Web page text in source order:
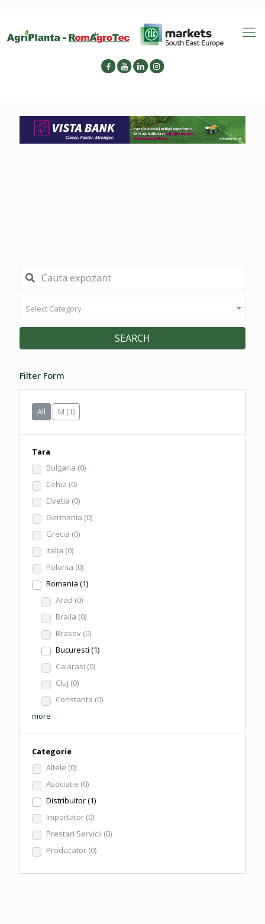
Select Category
SEARCH
Filter Form
All M (1)
Tara
Bulgaria (0)
Cehia (0)
Elvetia (0)
Germania (0)
Grecia (0)
Italia (0)
Polonia (0)
Romania (1)
Arad (0)
Braila (0)
Brasov (0)
Bucuresti (1)
Calarasi (0)
Cluj (0)
Constanta (0)
more
Categorie
Altele (0)
Asociatie (0)
Distribuitor(1)
Importator (0)
Prestari Servicii (0)
Producator (0)